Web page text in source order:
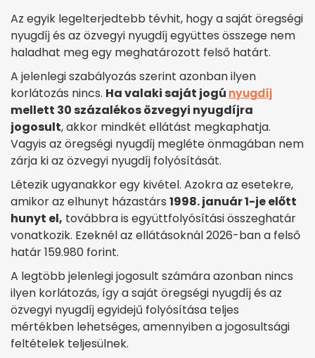
Az egyik legelterjedtebb tévhit, hogy a saját öregségi
nyugdíj és az özvegyi nyugdíj együttes összege nem
haladhat meg egy meghatározott felső határt.
A jelenlegi szabályozás szerint azonban ilyen
korlátozás nincs. Ha valaki saját jogú nyugdíj
mellett 30 százalékos özvegyi nyugdíjra
jogosult, akkor mindkét ellátást megkaphatja.
Vagyis az öregségi nyugdíj megléte önmagában nem
zárja ki az özvegyi nyugdíj folyósítását.
Létezik ugyanakkor egy kivétel. Azokra az esetekre,
amikor az elhunyt házastárs 1998. január 1-je előtt
hunyt el, továbbra is együttfolyósítási összeghatár
vonatkozik. Ezeknél az ellátásoknál 2026-ban a felső
határ 159.980 forint.
A legtöbb jelenlegi jogosult számára azonban nincs
ilyen korlátozás, így a saját öregségi nyugdíj és az
özvegyi nyugdíj egyidejű folyósítása teljes
mértékben lehetséges, amennyiben a jogosultsági
feltételek teljesülnek.